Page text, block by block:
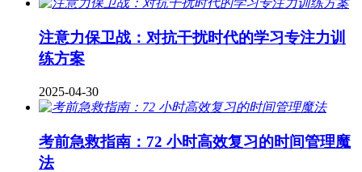
注意力保卫战：对抗干扰时代的学习专注力训
练方案
2025-04-30
考前急救指南：72 小时高效复习的时间管理魔
法